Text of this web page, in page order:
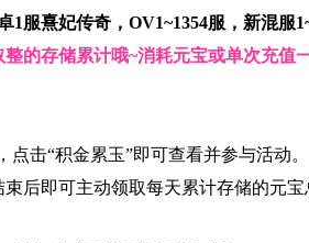
1服熹妃传奇，OV1~1354服，新混服
的存储累计哦~消耗元宝或单次充值
击“积金累玉”即可查看并参与活动。
后即可主动领取每天累计存储的元